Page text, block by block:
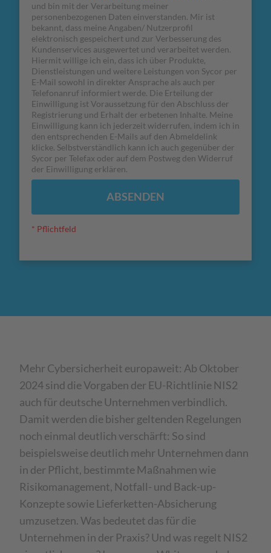
und bin mit der Verarbeitung meiner
personenbezogenen Daten einverstanden. Mir ist
bekannt, dass meine Angaben/ Nutzerprofil
elektronisch gespeichert und zur Verbesserung des
Kundenservices ausgewertet und verarbeitet werden.
Hiermit willige ich ein, dass ich über Produkte,
Dienstleistungen und weitere Leistungen von Sycor per
E-Mail sowohl in direkter Ansprache als auch per
Telefonanruf informiert werde. Die Erteilung der
Einwilligung ist Voraussetzung für den Abschluss der
Registrierung und Erhalt der erbetenen Inhalte. Meine
Einwilligung kann ich jederzeit widerrufen, indem ich in
den entsprechenden E-Mails auf den Abmeldelink
klicke. Selbstverständlich kann ich auch gegenüber der
Sycor per Telefax oder auf dem Postweg den Widerruf
der Einwilligung erklären.
ABSENDEN
* Pflichtfeld
Mehr Cybersicherheit europaweit: Ab Oktober
2024 sind die Vorgaben der EU-Richtlinie NIS2
auch für deutsche Unternehmen verbindlich.
Damit werden die bisher geltenden Regelungen
noch einmal deutlich verschärft: So sind
beispielsweise deutlich mehr Unternehmen dann
in der Pflicht, bestimmte Maßnahmen wie
Risikomanagement, Notfall- und Back-up-
Konzepte sowie Lieferketten-Absicherung
umzusetzen. Was bedeutet das für die
Unternehmen in der Praxis? Und was regelt NIS2